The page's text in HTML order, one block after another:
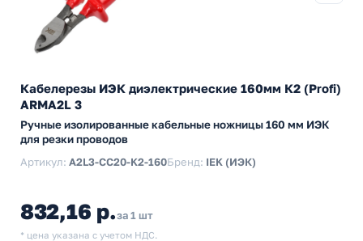
Кабелерезы ИЭК диэлектрические 160мм К2 (Profi)
ARMA2L 3
Ручные изолированные кабельные ножницы 160 мм ИЭК
для резки проводов
Артикул: A2L3-CC20-K2-160Бренд: IEK (ИЭК)
832,16 р.за 1 шт
* цена указана с учетом НДС.